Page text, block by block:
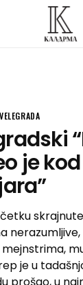
je
je u